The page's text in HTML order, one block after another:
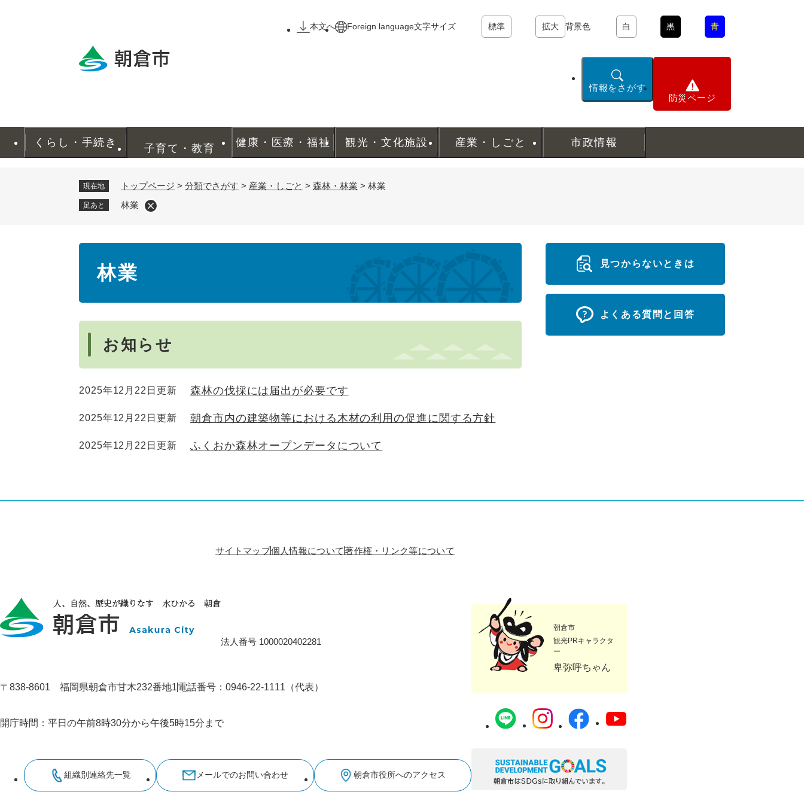
本文へ
Foreign language文字サイズ 標準 拡大 背景色 白 黒 青
情報をさがす
防災ページ
くらし・手続き 子育て・教育 健康・医療・福祉 観光・文化施設 産業・しごと 市政情報
現在地 トップページ > 分類でさがす > 産業・しごと > 森林・林業 > 林業
足あと 林業
林業
お知らせ
2025年12月22日更新 森林の伐採には届出が必要です
2025年12月22日更新 朝倉市内の建築物等における木材の利用の促進に関する方針
2025年12月22日更新 ふくおか森林オープンデータについて
見つからないときは
よくある質問と回答
サイトマップ個人情報について著作権・リンク等について
法人番号 1000020402281
〒838-8601 福岡県朝倉市甘木232番地1電話番号：0946-22-1111（代表）
開庁時間：平日の午前8時30分から午後5時15分まで
組織別連絡先一覧 メールでのお問い合わせ 朝倉市役所へのアクセス
朝倉市
観光PRキャラクタ
ー
卑弥呼ちゃん